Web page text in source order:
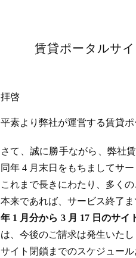
賃貸ポータルサ
拝啓
平素より弊社が運営する賃貸
さて、誠に勝手ながら、弊社
同年 4 月末日をもちましてサ
これまで長きにわたり、多く
本来であれば、サービス終了
年 1 月分から 3 月 17 日のサ
は、今後のご請求は発生いた
サイト閉鎖までのスケジュー